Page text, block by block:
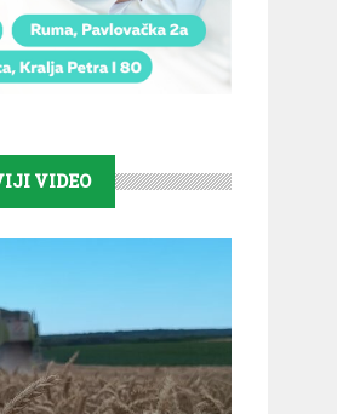
VIDEO